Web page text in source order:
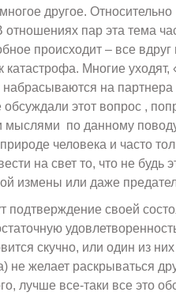
другое.
отношениях пар эта тема
происходит – все вдруг
катастрофа. Многие уходят,
набрасываются на
этот вопрос ,
мыслями по данному
человека и часто
на свет то, что не будь
измены или даже
своей
скучно, или один из
не желает раскрываться
лучше все-таки все это